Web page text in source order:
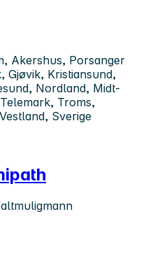
Akershus, Porsanger
Gjøvik, Kristiansund,
Nordland, Midt-
Troms,
Sverige